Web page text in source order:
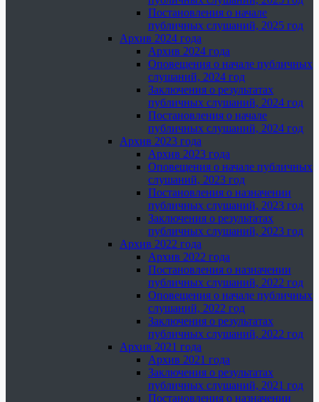
Постановления о начале
публичных слушаний, 2025 год
Архив 2024 года
Архив 2024 года
Оповещения о начале публичных
слушаний, 2024 год
Заключения о результатах
публичных слушаний, 2024 год
Постановления о начале
публичных слушаний, 2024 год
Архив 2023 года
Архив 2023 года
Оповещения о начале публичных
слушаний, 2023 год
Постановления о назначении
публичных слушаний, 2023 год
Заключения о результатах
публичных слушаний, 2023 год
Архив 2022 года
Архив 2022 года
Постановления о назначении
публичных слушаний, 2022 год
Оповещения о начале публичных
слушаний, 2022 год
Заключения о результатах
публичных слушаний, 2022 год
Архив 2021 года
Архив 2021 года
Заключения о результатах
публичных слушаний, 2021 год
Постановления о назначении